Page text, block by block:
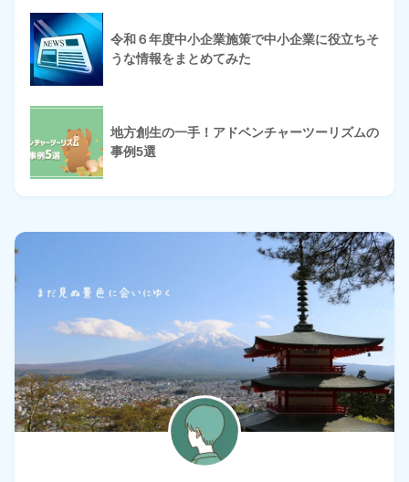
令和６年度中小企業施策で中小企業に役立ちそ
うな情報をまとめてみた
地方創生の一手！アドベンチャーツーリズムの
事例5選